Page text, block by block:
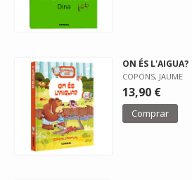
ON ÉS L'AIGUA?
COPONS, JAUME
13,90 €
Comprar